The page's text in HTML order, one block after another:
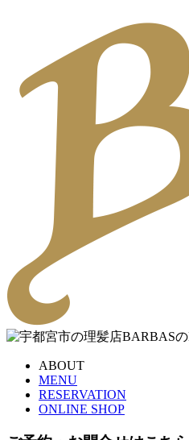
ABOUT
MENU
RESERVATION
ONLINE SHOP